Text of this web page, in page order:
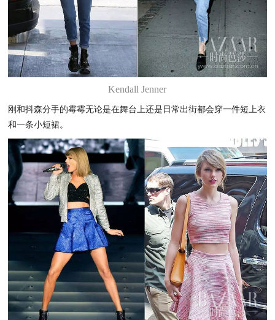
Kendall Jenner
刚和抖森分手的霉霉无论是在舞台上还是日常出街都会穿一件短上衣
和一条小短裙。